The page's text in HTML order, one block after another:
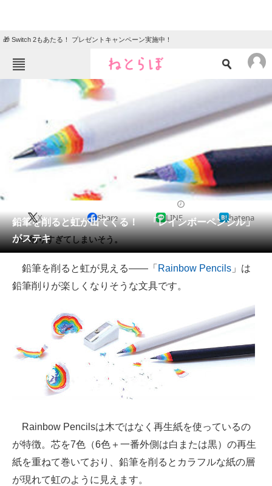
🎁 Switch 2もあたる！ プレゼントキャンペーン実施中！
ねとらぼメニュー
グルメ 地域
住まい 教育・育児
リサーチ
会員記事
メディア
注目記事を集めた総合ページ
スマホと通信の最新トレンド
進化するPCとデバイスの未来
好きが集まる 比べて選べる
AI活用のいまが分かる
経営リーダーのコミュニティ
鉛筆を削ると虹が出てくる！ 「レインボーペンシル」
がステキ
X Share LINE hatena
つい削りすぎてしまいそう。
鉛筆を削ると虹が見える――「 Rainbow Pencils 」は
鉛筆削りが楽しくなりそうな文具です。
Rainbow Pencilsは木ではなく再生紙を使っているの
が特徴。芯を7色（6色＋一番外側は白または黒）の再生
紙を重ねて巻いており、鉛筆を削るとカラフルな紙の層
が現れて虹のように見えます。